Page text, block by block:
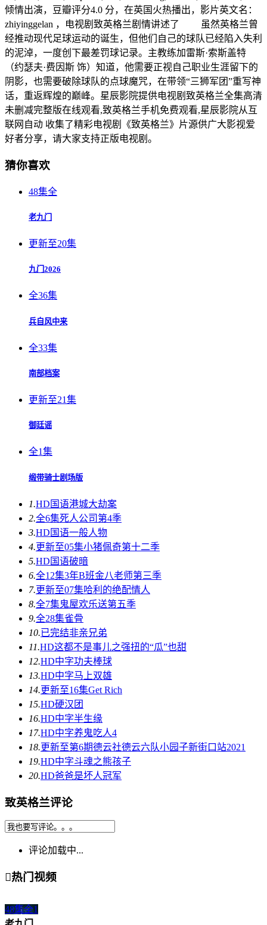
倾情出演，豆瓣评分4.0 分，在英国火热播出，影片英文名：
zhiyinggelan ，电视剧致英格兰剧情讲述了 虽然英格兰曾
经推动现代足球运动的诞生，但他们自己的球队已经陷入失利
的泥淖，一度创下最差罚球记录。主教练加雷斯·索斯盖特
（约瑟夫·费因斯 饰）知道，他需要正视自己职业生涯留下的
阴影，也需要破除球队的点球魔咒，在带领“三狮军团”重写神
话，重返辉煌的巅峰。星辰影院提供电视剧致英格兰全集高清
未删减完整版在线观看,致英格兰手机免费观看,星辰影院从互
联网自动 收集了精彩电视剧《致英格兰》片源供广大影视爱
好者分享，请大家支持正版电视剧。
猜你喜欢
48集全
老九门
更新至20集
九门2026
全36集
兵自风中来
全33集
南部档案
更新至21集
御廷谣
全1集
缎带骑士剧场版
1.HD国语港城大劫案
2.全6集死人公司第4季
3.HD国语一般人物
4.更新至05集小猪佩奇第十二季
5.HD国语破暗
6.全12集3年B班金八老师第三季
7.更新至07集哈利的绝配情人
8.全7集鬼屋欢乐送第五季
9.全28集雀骨
10.已完结非亲兄弟
11.HD这都不是事儿之强扭的“瓜”也甜
12.HD中字功夫棒球
13.HD中字马上双雄
14.更新至16集Get Rich
15.HD硬汉团
16.HD中字半生缘
17.HD中字养鬼吃人4
18.更新至第6期德云社德云六队小园子新街口站2021
19.HD中字斗魂之熊孩子
20.HD爸爸是坏人冠军
致英格兰评论
评论加载中...
热门视频
48集全1